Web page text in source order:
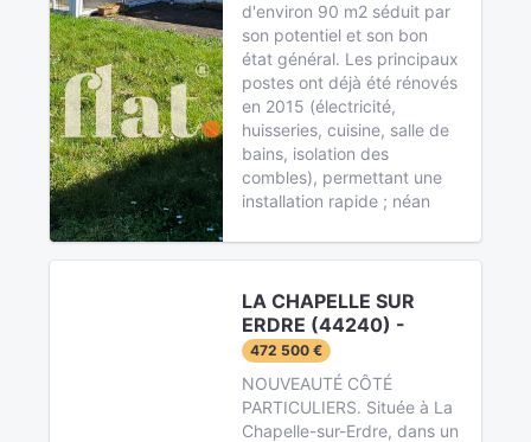
d'environ 90 m2 séduit par
son potentiel et son bon
état général. Les principaux
postes ont déjà été rénovés
en 2015 (électricité,
huisseries, cuisine, salle de
bains, isolation des
combles), permettant une
installation rapide ; néan
LA CHAPELLE SUR
ERDRE (44240) -
472 500 €
NOUVEAUTÉ CÔTÉ
PARTICULIERS. Située à La
Chapelle-sur-Erdre, dans un